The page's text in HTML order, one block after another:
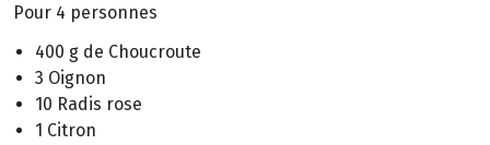
Pour 4 personnes
400 g de Choucroute
3 Oignon
10 Radis rose
1 Citron